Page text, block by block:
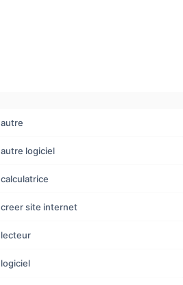
autre
autre logiciel
calculatrice
creer site internet
lecteur
logiciel